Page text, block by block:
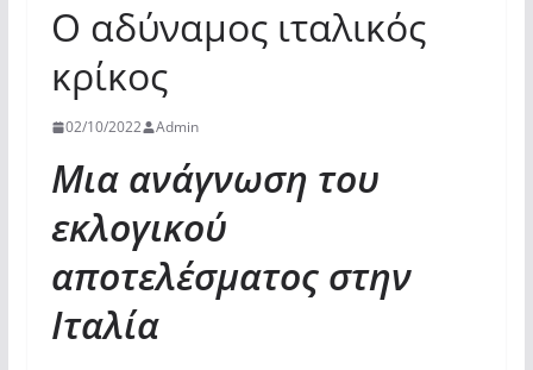
Ο αδύναμος ιταλικός
κρίκος
02/10/2022 Admin
Μια ανάγνωση του
εκλογικού
αποτελέσματος στην
Ιταλία